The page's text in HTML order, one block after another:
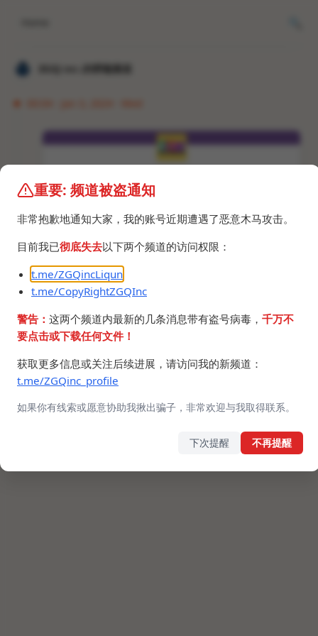
𝐙𝐆𝐐 ɪɴᴄ.的唠嗑频道
重要: 频道被盗通知
非常抱歉地通知大家，我的账号近期遭遇了恶意木马攻击。
目前我已彻底失去以下两个频道的访问权限：
t.me/ZGQincLiqun
t.me/CopyRightZGQInc
警告： 这两个频道内最新的几条消息带有盗号病毒， 千万不
要点击或下载任何文件！
获取更多信息或关注后续进展，请访问我的新频道：
t.me/ZGQinc_profile
如果你有线索或愿意协助我揪出骗子，非常欢迎与我取得联系。
下次提醒 不再提醒